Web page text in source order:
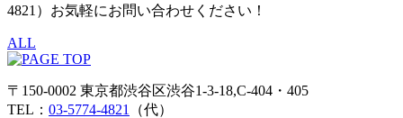
4821）お気軽にお問い合わせください！
ALL
〒150-0002 東京都渋谷区渋谷1-3-18,C-404・405
TEL： 03-5774-4821 （代）